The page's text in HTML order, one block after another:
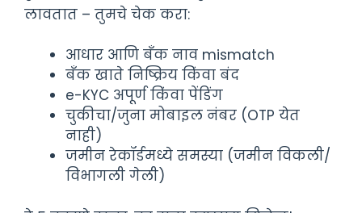
लावतात – तुमचे चेक करा:
आधार आणि बँक नाव mismatch
बँक खाते निष्क्रिय किंवा बंद
e-KYC अपूर्ण किंवा पेंडिंग
चुकीचा/जुना मोबाइल नंबर (OTP येत
नाही)
जमीन रेकॉर्डमध्ये समस्या (जमीन विकली/
विभागली गेली)